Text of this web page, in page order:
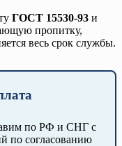
ГОСТ 15530-93 и
пропитку,
весь срок службы.
по РФ и СНГ с
по согласованию